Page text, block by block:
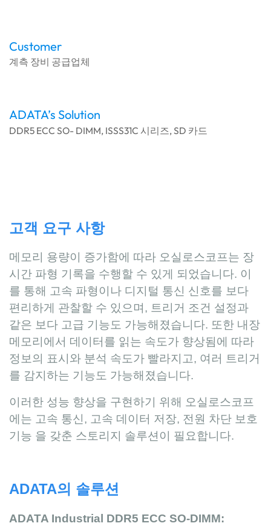
Customer
계측 장비 공급업체
ADATA’s Solution
DDR5 ECC SO- DIMM, ISSS31C 시리즈, SD 카드
고객 요구 사항
메모리 용량이 증가함에 따라 오실로스코프는 장
시간 파형 기록을 수행할 수 있게 되었습니다. 이
를 통해 고속 파형이나 디지털 통신 신호를 보다
편리하게 관찰할 수 있으며, 트리거 조건 설정과
같은 보다 고급 기능도 가능해졌습니다. 또한 내장
메모리에서 데이터를 읽는 속도가 향상됨에 따라
정보의 표시와 분석 속도가 빨라지고, 여러 트리거
를 감지하는 기능도 가능해졌습니다.
이러한 성능 향상을 구현하기 위해 오실로스코프
에는 고속 통신, 고속 데이터 저장, 전원 차단 보호
기능 을 갖춘 스토리지 솔루션이 필요합니다.
ADATA의 솔루션
ADATA Industrial DDR5 ECC SO-DIMM: